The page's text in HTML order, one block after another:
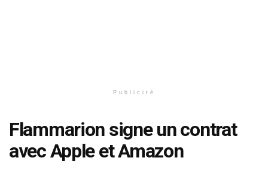
Publicité
Flammarion signe un contrat
avec Apple et Amazon